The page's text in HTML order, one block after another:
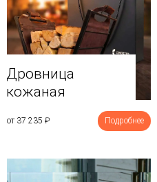
Дровница
кожаная
от 37 235 ₽ Подробнее